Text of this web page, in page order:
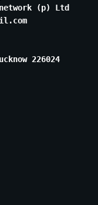
(p) Ltd
226024